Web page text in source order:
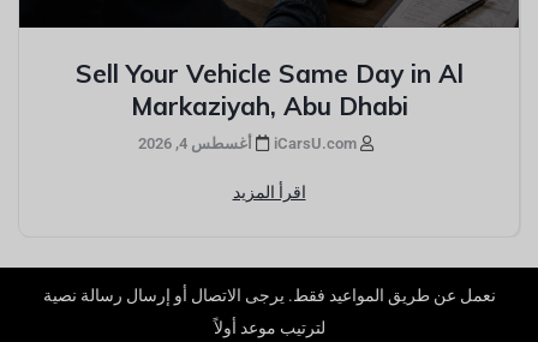
Sell Your Vehicle Same Day in Al
Markaziyah, Abu Dhabi
أغسطس 4, 2026
اقرأ المزيد
نعمل عن طريق المواعيد فقط. يرجى الاتصال أو إرسال رسالة نصية
لترتيب موعد أولاً